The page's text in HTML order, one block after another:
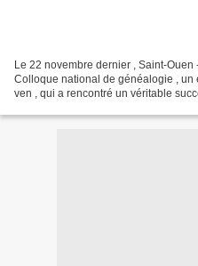
Le 22 novembre dernier , Saint-
Colloque national de généalogie , un
ven , qui a rencontré un véritable